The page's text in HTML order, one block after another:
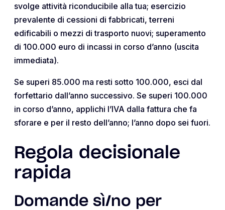
svolge attività riconducibile alla tua; esercizio
prevalente di cessioni di fabbricati, terreni
edificabili o mezzi di trasporto nuovi; superamento
di 100.000 euro di incassi in corso d’anno (uscita
immediata).
Se superi 85.000 ma resti sotto 100.000, esci dal
forfettario dall’anno successivo. Se superi 100.000
in corso d’anno, applichi l’IVA dalla fattura che fa
sforare e per il resto dell’anno; l’anno dopo sei fuori.
Regola decisionale
rapida
Domande sì/no per